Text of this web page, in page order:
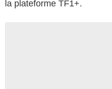
la plateforme TF1+.